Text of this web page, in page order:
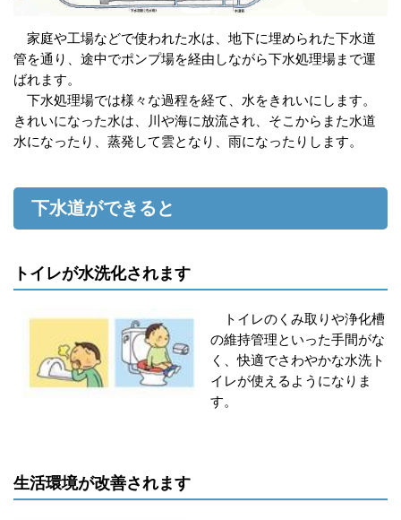
家庭や工場などで使われた水は、地下に埋められた下水道
管を通り、途中でポンプ場を経由しながら下水処理場まで運
ばれます。
下水処理場では様々な過程を経て、水をきれいにします。
きれいになった水は、川や海に放流され、そこからまた水道
水になったり、蒸発して雲となり、雨になったりします。
下水道ができると
トイレが水洗化されます
トイレのくみ取りや浄化槽
の維持管理といった手間がな
く、快適でさわやかな水洗ト
イレが使えるようになりま
す。
生活環境が改善されます